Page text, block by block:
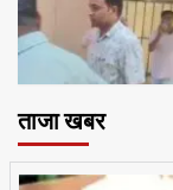
ताजा खबर